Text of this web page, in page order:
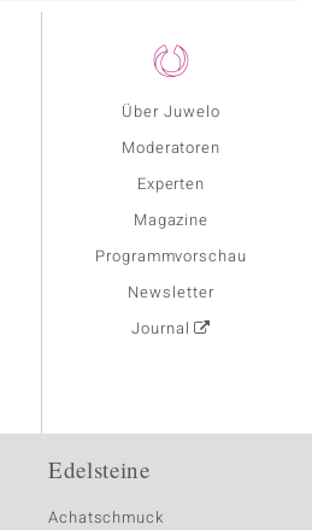
Über Juwelo
Moderatoren
Experten
Magazine
Programmvorschau
Newsletter
Journal
Edelsteine
Achatschmuck